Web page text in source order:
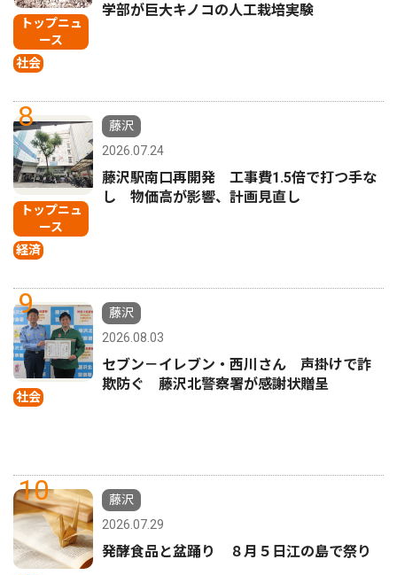
トップニュ
ース
社会
学部が巨大キノコの人工栽培実験
8
トップニュ
ース
経済
藤沢
2026.07.24
藤沢駅南口再開発 工事費1.5倍で打つ手な
し 物価高が影響、計画見直し
9
社会
藤沢
2026.08.03
セブン－イレブン・西川さん 声掛けで詐
欺防ぐ 藤沢北警察署が感謝状贈呈
10
藤沢
2026.07.29
発酵食品と盆踊り ８月５日江の島で祭り